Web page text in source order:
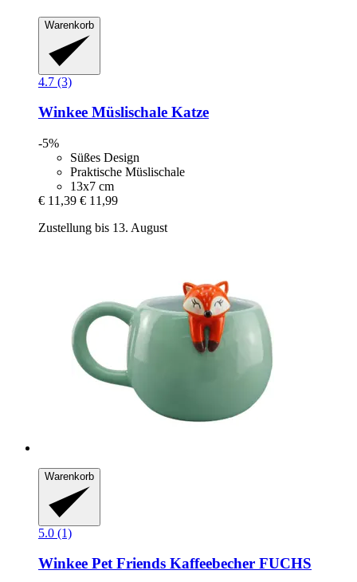
Warenkorb
4.7 (3)
Winkee Müslischale Katze
-5%
Süßes Design
Praktische Müslischale
13x7 cm
€ 11,39 € 11,99
Zustellung bis 13. August
Warenkorb
5.0 (1)
Winkee Pet Friends Kaffeebecher FUCHS